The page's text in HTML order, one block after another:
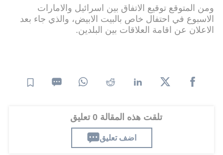
ومن المتوقع توقيع الاتفاق بين اسرائيل والامارات
الاسبوع في احتفال خاص بالبيت الابيض، والذي جاء بعد
الاعلان عن اقامة العلاقات بين البلدين.
تلقت هذه المقالة 0 تعليق
اضف تعليق